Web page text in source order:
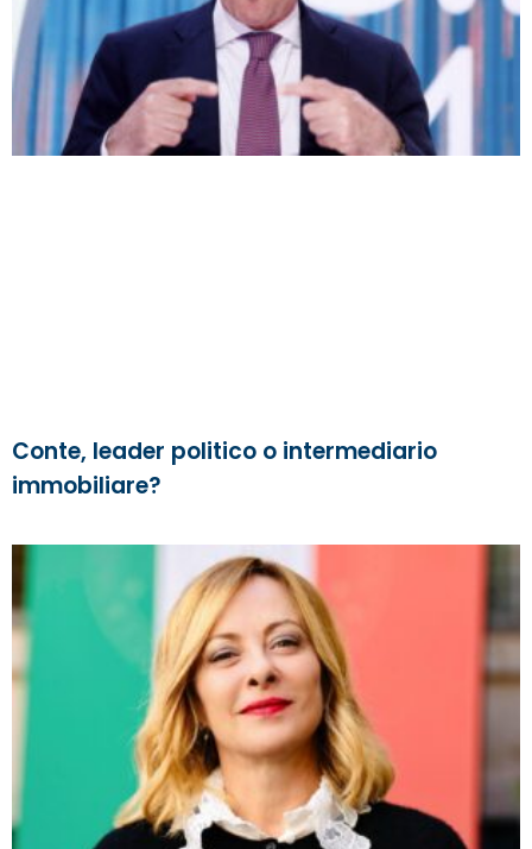
Conte, leader politico o intermediario
immobiliare?